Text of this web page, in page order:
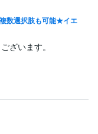
数選択肢も可能★イエ
ざいます。